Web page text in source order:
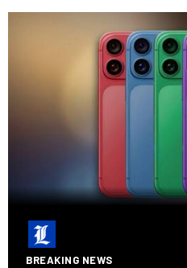
BREAKING NEWS